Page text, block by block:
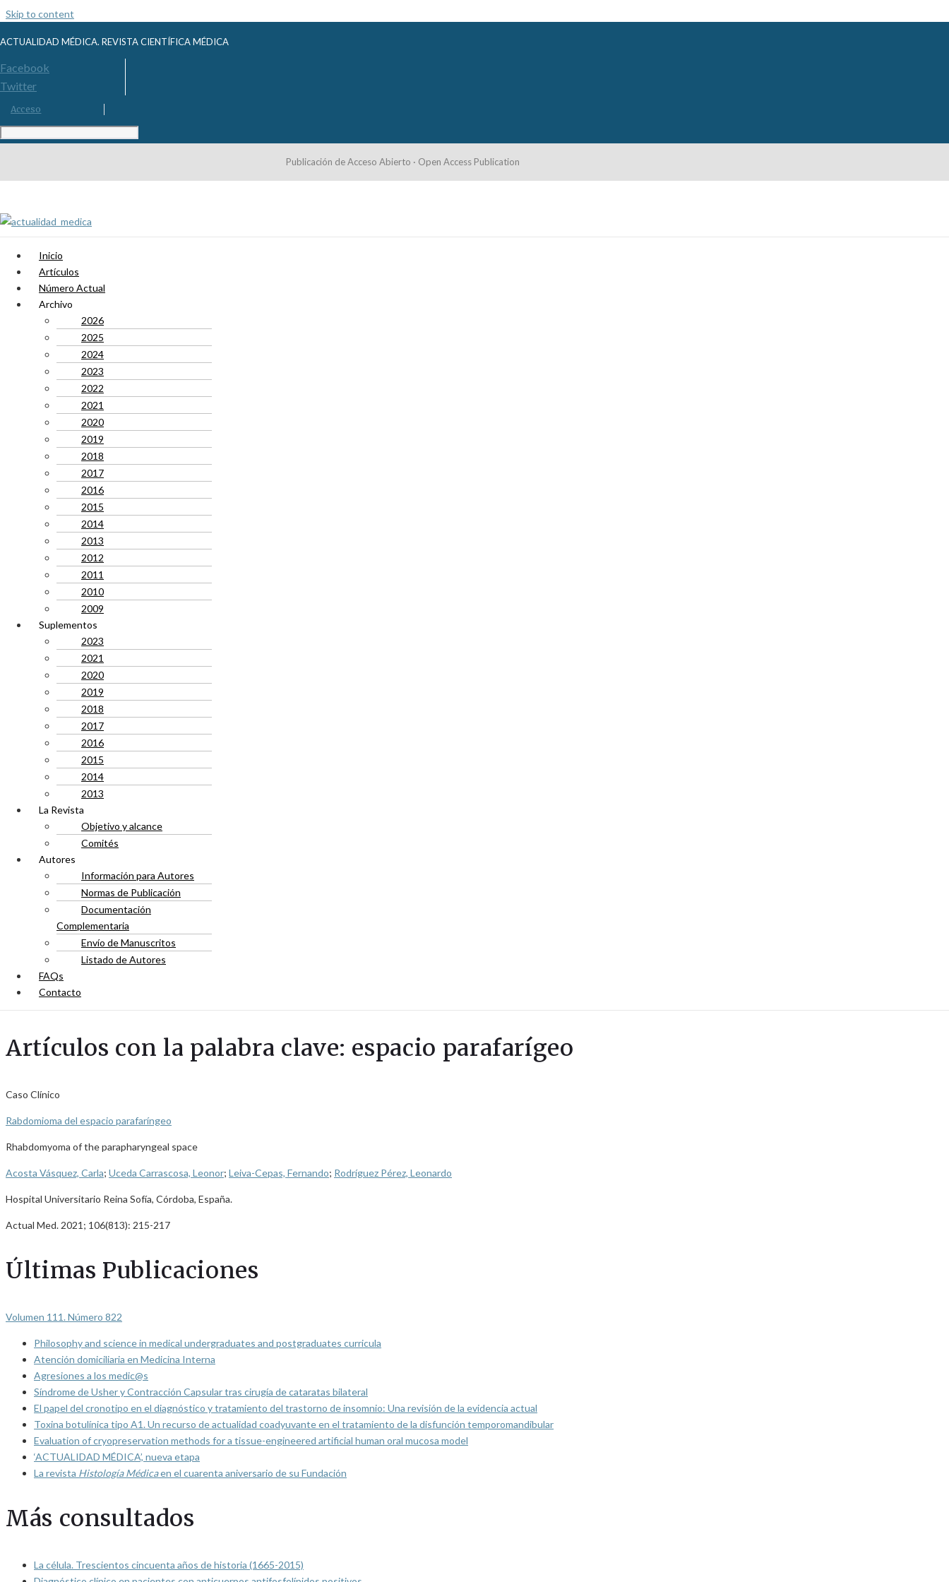
Skip to content
ACTUALIDAD MÉDICA. REVISTA CIENTÍFICA MÉDICA
Facebook
Twitter
Acceso
Publicación de Acceso Abierto · Open Access Publication
Inicio
Artículos
Número Actual
Archivo
2026
2025
2024
2023
2022
2021
2020
2019
2018
2017
2016
2015
2014
2013
2012
2011
2010
2009
Suplementos
2023
2021
2020
2019
2018
2017
2016
2015
2014
2013
La Revista
Objetivo y alcance
Comités
Autores
Información para Autores
Normas de Publicación
Documentación
Complementaria
Envío de Manuscritos
Listado de Autores
FAQs
Contacto
Artículos con la palabra clave: espacio parafarígeo
Caso Clínico
Rabdomioma del espacio parafaríngeo
Rhabdomyoma of the parapharyngeal space
Acosta Vásquez, Carla; Uceda Carrascosa, Leonor; Leiva-Cepas, Fernando; Rodríguez Pérez, Leonardo
Hospital Universitario Reina Sofía, Córdoba, España.
Actual Med. 2021; 106(813): 215-217
Últimas Publicaciones
Volumen 111. Número 822
Philosophy and science in medical undergraduates and postgraduates curricula
Atención domiciliaria en Medicina Interna
Agresiones a los medic@s
Síndrome de Usher y Contracción Capsular tras cirugía de cataratas bilateral
El papel del cronotipo en el diagnóstico y tratamiento del trastorno de insomnio: Una revisión de la evidencia actual
Toxina botulínica tipo A1. Un recurso de actualidad coadyuvante en el tratamiento de la disfunción temporomandibular
Evaluation of cryopreservation methods for a tissue-engineered artificial human oral mucosa model
‘ACTUALIDAD MÉDICA’, nueva etapa
La revista Histología Médicaen el cuarenta aniversario de su Fundación
Más consultados
La célula. Trescientos cincuenta años de historia (1665-2015)